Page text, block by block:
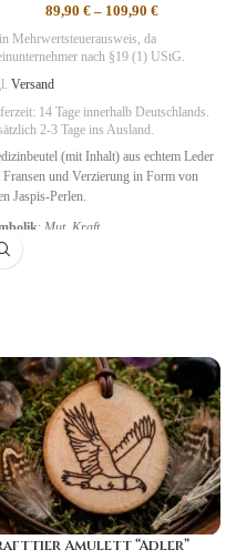
89,90 € – 109,90 €
Mehrwertsteuerausweis, da
nach §19 (1) UStG.
Versand
14 Tage innerhalb Deutschlands.
2-3 Tage ins Ausland.
(mit Inhalt) aus echtem Leder
Fransen und Verzierung in Form von
Jaspis-Perlen.
: Mut, Kraft
Amulett “Adler”